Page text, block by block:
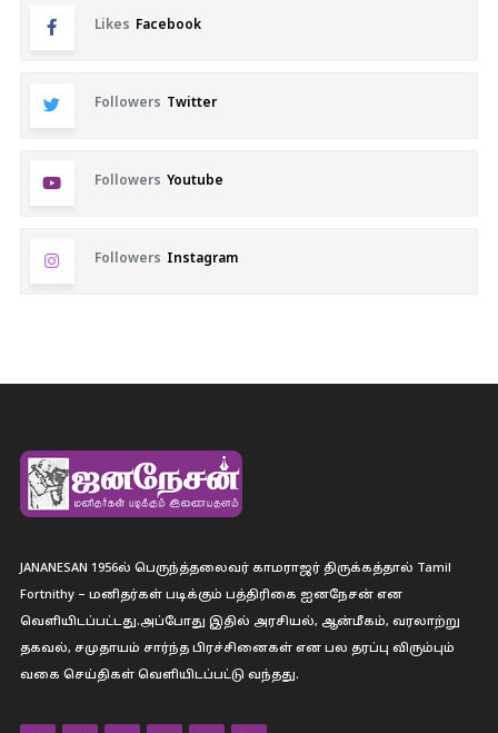
Likes Facebook
Followers Twitter
Followers Youtube
Followers Instagram
JANANESAN 1956ல் பெருந்த்தலைவர் காமராஜர் திருக்கத்தால் Tamil
Fortnithy – மனிதர்கள் படிக்கும் பத்திரிகை ஐனநேசன் என
வெளியிடப்பட்டது.அப்போது இதில் அரசியல், ஆன்மீகம், வரலாற்று
தகவல், சமுதாயம் சார்ந்த பிரச்சினைகள் என பல தரப்பு விரும்பும்
வகை செய்திகள் வெளியிடப்பட்டு வந்தது.